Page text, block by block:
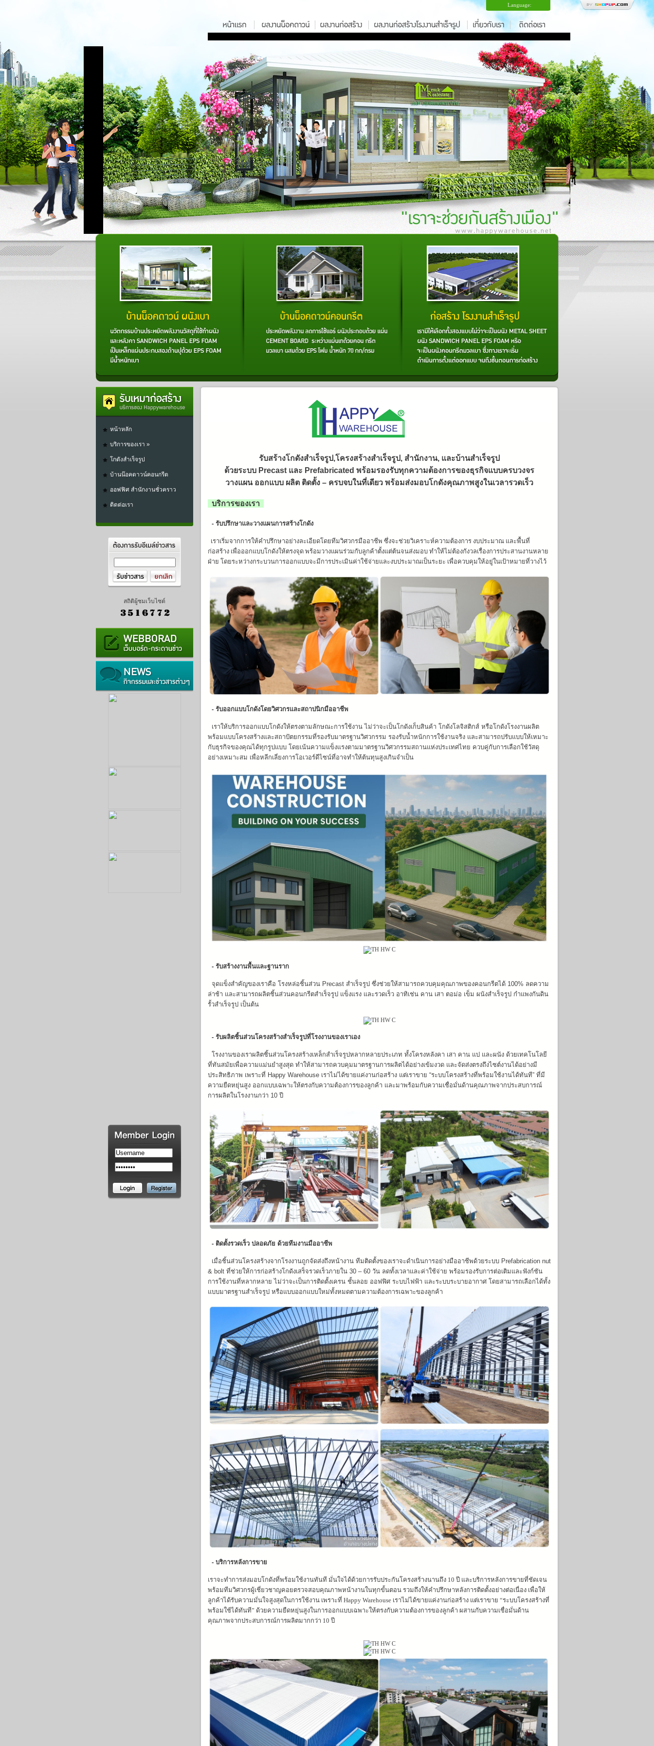
Language:
หน้าหลัก
บริการของเรา »
โกดังสำเร็จรูป
บ้านน๊อคดาวน์คอนกรีต
ออฟฟิศ สำนักงานชั่วคราว
ติดต่อเรา
สถิติผู้ชมเว็บไซต์
รับสร้างโกดังสำเร็จรูป,โครงสร้างสำเร็จรูป, สำนักงาน, และบ้านสำเร็จรูป
ด้วยระบบ Precast และ Prefabricated พร้อมรองรับทุกความต้องการของธุรกิจแบบครบวงจร
วางแผน ออกแบบ ผลิต ติดตั้ง – ครบจบในที่เดียว พร้อมส่งมอบโกดังคุณภาพสูงในเวลารวดเร็ว
บริการของเรา
- รับปรึกษาและวางแผนการสร้างโกดัง
เราเริ่มจากการให้คำปรึกษาอย่างละเอียดโดยทีมวิศวกรมืออาชีพ ซึ่งจะช่วยวิเคราะห์ความต้องการ งบประมาณ และพื้นที่
ก่อสร้าง เพื่อออกแบบโกดังให้ตรงจุด พร้อมวางแผนร่วมกับลูกค้าตั้งแต่ต้นจนส่งมอบ ทำให้ไม่ต้องกังวลเรื่องการประสานงานหลาย
ฝ่าย โดยระหว่างกระบวนการออกแบบจะมีการประเมินค่าใช้จ่ายและงบประมาณเป็นระยะ เพื่อควบคุมให้อยู่ในเป้าหมายที่วางไว้
- รับออกแบบโกดังโดยวิศวกรและสถาปนิกมืออาชีพ
เราให้บริการออกแบบโกดังให้ตรงตามลักษณะการใช้งาน ไม่ว่าจะเป็นโกดังเก็บสินค้า โกดังโลจิสติกส์ หรือโกดังโรงงานผลิต
พร้อมแบบโครงสร้างและสถาปัตยกรรมที่รองรับมาตรฐานวิศวกรรม รองรับน้ำหนักการใช้งานจริง และสามารถปรับแบบให้เหมาะ
กับธุรกิจของคุณได้ทุกรูปแบบ โดยเน้นความแข็งแรงตามมาตรฐานวิศวกรรมสถานแห่งประเทศไทย ควบคู่กับการเลือกใช้วัสดุ
อย่างเหมาะสม เพื่อหลีกเลี่ยงการโอเวอร์ดีไซน์ที่อาจทำให้ต้นทุนสูงเกินจำเป็น
- รับสร้างงานพื้นและฐานราก
จุดแข็งสำคัญของเราคือ โรงหล่อชิ้นส่วน Precast สำเร็จรูป ซึ่งช่วยให้สามารถควบคุมคุณภาพของคอนกรีตได้ 100% ลดความ
ล่าช้า และสามารถผลิตชิ้นส่วนคอนกรีตสำเร็จรูป แข็งแรง และรวดเร็ว อาทิเช่น คาน เสา ตอม่อ เข็ม ผนังสำเร็จรูป กำแพงกันดิน
รั้วสำเร็จรูป เป็นต้น
- รับผลิตชิ้นส่วนโครงสร้างสำเร็จรูปที่โรงงานของเราเอง
โรงงานของเราผลิตชิ้นส่วนโครงสร้างเหล็กสำเร็จรูปหลากหลายประเภท ทั้งโครงหลังคา เสา คาน แป และผนัง ด้วยเทคโนโลยี
ที่ทันสมัยเพื่อความแม่นยำสูงสุด ทำให้สามารถควบคุมมาตรฐานการผลิตได้อย่างเข้มงวด และจัดส่งตรงถึงไซต์งานได้อย่างมี
ประสิทธิภาพ เพราะที่ Happy Warehouse เราไม่ได้ขายแค่งานก่อสร้าง แต่เราขาย “ระบบโครงสร้างที่พร้อมใช้งานได้ทันที” ที่มี
ความยืดหยุ่นสูง ออกแบบเฉพาะให้ตรงกับความต้องการของลูกค้า และมาพร้อมกับความเชื่อมั่นด้านคุณภาพจากประสบการณ์
การผลิตในโรงงานกว่า 10 ปี
- ติดตั้งรวดเร็ว ปลอดภัย ด้วยทีมงานมืออาชีพ
เมื่อชิ้นส่วนโครงสร้างจากโรงงานถูกจัดส่งถึงหน้างาน ทีมติดตั้งของเราจะดำเนินการอย่างมืออาชีพด้วยระบบ Prefabrication nut
& bolt ที่ช่วยให้การก่อสร้างโกดังเสร็จรวดเร็วภายใน 30 – 60 วัน ลดทั้งเวลาและค่าใช้จ่าย พร้อมรองรับการต่อเติมและฟังก์ชัน
การใช้งานที่หลากหลาย ไม่ว่าจะเป็นการติดตั้งเครน ชั้นลอย ออฟฟิศ ระบบไฟฟ้า และระบบระบายอากาศ โดยสามารถเลือกได้ทั้ง
แบบมาตรฐานสำเร็จรูป หรือแบบออกแบบใหม่ทั้งหมดตามความต้องการเฉพาะของลูกค้า
- บริการหลังการขาย
เราจะทำการส่งมอบโกดังที่พร้อมใช้งานทันที มั่นใจได้ด้วยการรับประกันโครงสร้างนานถึง 10 ปี และบริการหลังการขายที่ชัดเจน
พร้อมทีมวิศวกรผู้เชี่ยวชาญคอยตรวจสอบคุณภาพหน้างานในทุกขั้นตอน รวมถึงให้คำปรึกษาหลังการติดตั้งอย่างต่อเนื่อง เพื่อให้
ลูกค้าได้รับความมั่นใจสูงสุดในการใช้งาน เพราะที่ Happy Warehouse เราไม่ได้ขายแค่งานก่อสร้าง แต่เราขาย “ระบบโครงสร้างที่
พร้อมใช้ได้ทันที” ด้วยความยืดหยุ่นสูงในการออกแบบเฉพาะให้ตรงกับความต้องการของลูกค้า ผสานกับความเชื่อมั่นด้าน
คุณภาพจากประสบการณ์การผลิตมากกว่า 10 ปี